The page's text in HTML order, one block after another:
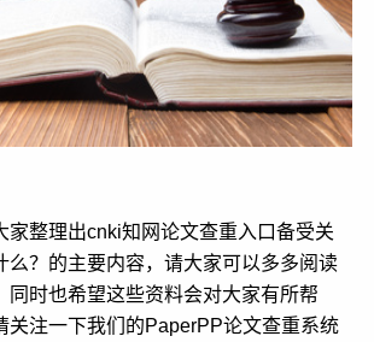
家整理出cnki知网论文查重入口备受关
么？的主要内容，请大家可以多多阅读
同时也希望这些资料会对大家有所帮
关注一下我们的PaperPP论文查重系统